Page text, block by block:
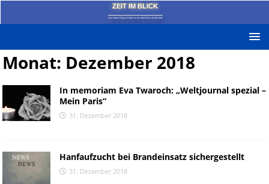
ZEIT IM BLICK
Das News-Blog mit dem kritischen Blick auf die Zeit!
Monat: Dezember 2018
In memoriam Eva Twaroch: „Weltjournal spezial –
Mein Paris“
31. Dezember 2018
Hanfaufzucht bei Brandeinsatz sichergestellt
31. Dezember 2018